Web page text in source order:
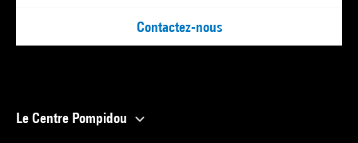
Contactez-nous
Le Centre Pompidou